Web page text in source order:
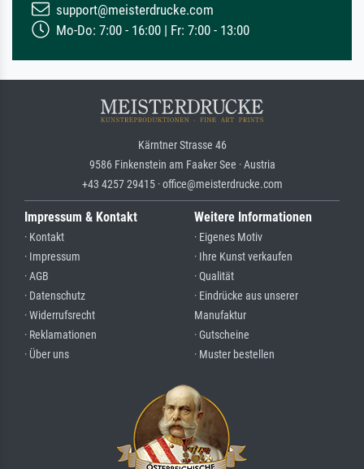
support@meisterdrucke.com
Mo-Do: 7:00 - 16:00 | Fr: 7:00 - 13:00
Kärntner Strasse 46
9586 Finkenstein am Faaker See · Austria
+43 4257 29415 · office@meisterdrucke.com
Impressum & Kontakt
· Kontakt
· Impressum
· AGB
· Datenschutz
· Widerrufsrecht
· Reklamationen
· Über uns
Weitere Informationen
· Eigenes Motiv
· Ihre Kunst verkaufen
· Qualität
· Eindrücke aus unserer
Manufaktur
· Gutscheine
· Muster bestellen